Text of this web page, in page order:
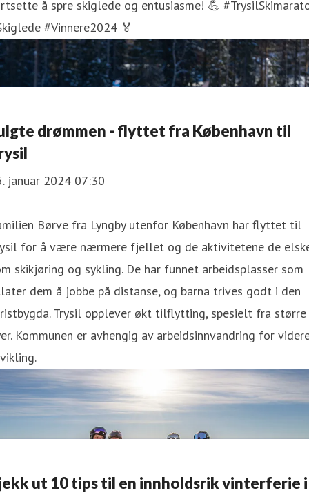
å spre skiglede og entusiasme! 💪
#Vinnere2024 🏅
drømmen - flyttet fra København til
januar 2024 07:30
Børve fra Lyngby utenfor København har flyttet til
for å være nærmere fjellet og de aktivitetene de
skikjøring og sykling. De har funnet arbeidsplasser som
dem å jobbe på distanse, og barna trives godt i den
Trysil opplever økt tilflytting, spesielt fra større
Kommunen er avhengig av arbeidsinnvandring for
ut 10 tips til en innholdsrik vinterferie i